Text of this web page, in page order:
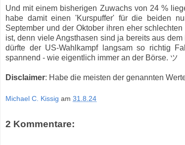
Und mit einem bisherigen Zuwachs von 24 %
habe damit einen 'Kurspuffer' für die beiden
September und der Oktober ihren eher
ist, denn viele Angsthasen sind ja bereits aus
dürfte der US-Wahlkampf langsam so richtig
spannend - wie eigentlich immer an der Börse. ツ
Disclaimer: Habe die meisten der genannten
Michael C. Kissig am 31.8.24
2 Kommentare: